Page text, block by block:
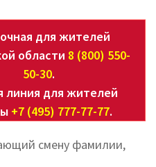
для жителей
области 8 (800) 550-
50-30.
линия для жителей
+7 (495) 777-77-77.
смену фамилии,